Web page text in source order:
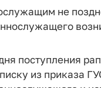
не
поступления
из приказа